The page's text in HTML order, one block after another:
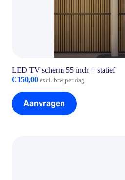
LED TV scherm 55 inch + statief
€150,00 excl. btw per dag
Aanvragen